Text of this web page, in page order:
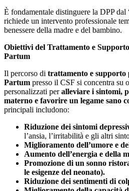
È fondamentale distinguere la DPP dal
richiede un intervento professionale
benessere della madre e del bambino.
Obiettivi del Trattamento e
Partum
Il percorso di trattamento e supporto
Partum presso il CSF si concentra su
personalizzati peralleviare i sintomi,
materno e favorire un legame sano
principali includono:
Riduzione dei sintomi
l’ansia, l’irritabilità e gli altri
Miglioramento dell’umore e
Aumento dell’energia e della
Promozione di un sonno
le esigenze del neonato).
Riduzione dei sentimenti di